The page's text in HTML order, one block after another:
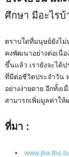
ศึกษา มีอะไรบ้
ตราบใดที่มนุษย์ยังไ
คงพัฒนาอย่างต่อเนื่
ขึ้นแล้ว เรายังจะได้
ที่มีต่อชีวิตประจำวัน
อย่างง่ายดาย อีกทั้ง
สามารถเพิ่มมูลค่าใ
ที่มา :